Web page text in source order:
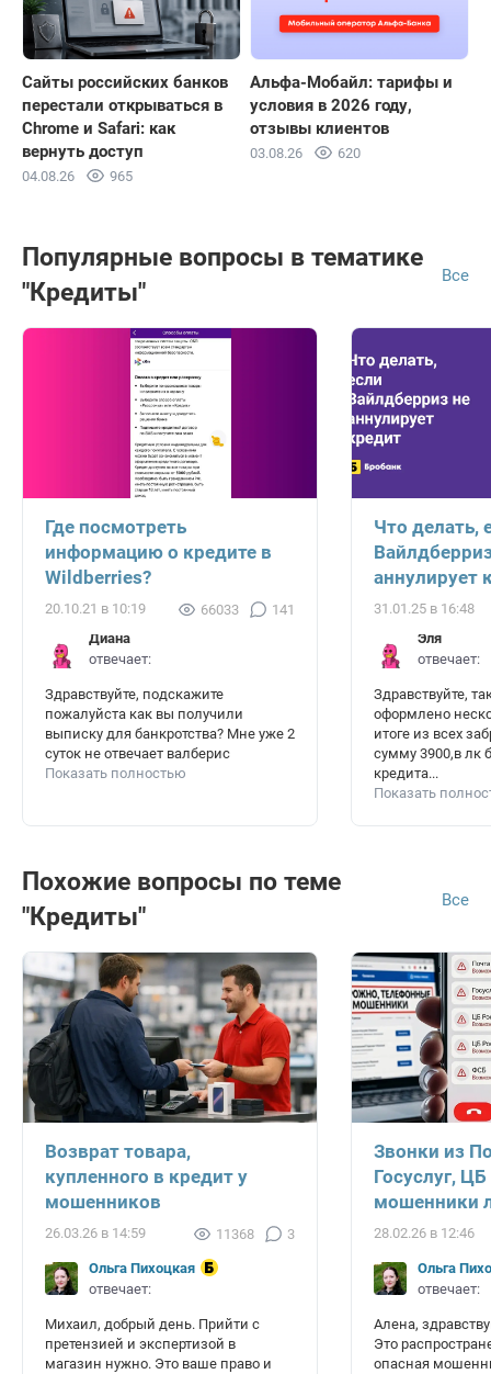
Сайты российских банков
перестали открываться в
Chrome и Safari: как
вернуть доступ
04.08.26 965
Альфа-Мобайл: тарифы и
условия в 2026 году,
отзывы клиентов
03.08.26 620
Популярные вопросы в тематике
"Кредиты"
Все
Где посмотреть
информацию о кредите в
Wildberries?
20.10.21 в 10:19 66033
141
Диана
отвечает:
Здравствуйте, подскажите
пожалуйста как вы получили
выписку для банкротства? Мне уже 2
суток не отвечает валберис
Показать полностью
Что делать,
аннулирует
31.01.25 в 16:48
Эля
отвечает:
Здравствуйте,
оформлено
итоге из всех
сумму 3900,в лк
кредита...
Показать
Похожие вопросы по теме
"Кредиты"
Все
Возврат товара,
купленного в кредит у
мошенников
26.03.26 в 14:59 11368 3
Ольга Пихоцкая
отвечает:
Михаил, добрый день. Прийти с
претензией и экспертизой в
магазин нужно. Это ваше право и
Звонки из
Госуслуг,
мошенники
28.02.26 в 12:46
Ольга
отвечает:
Алена,
Это
опасная